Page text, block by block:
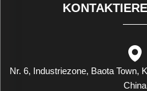
Nr. 6, Industriezone, Baota Town,
China